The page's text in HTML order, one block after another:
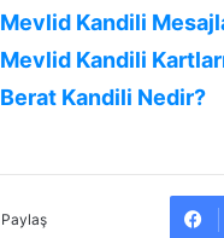
Mevlid Kandili
Mevlid Kandili
Berat Kandili Nedir?
Paylaş